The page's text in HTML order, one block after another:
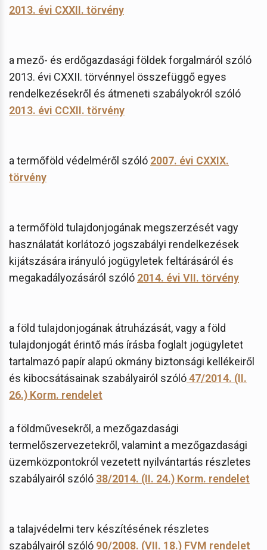
2013. évi CXXII. törvény
a mező- és erdőgazdasági földek forgalmáról szóló
2013. évi CXXII. törvénnyel összefüggő egyes
rendelkezésekről és átmeneti szabályokról szóló
2013. évi CCXII. törvény
a termőföld védelméről szóló 2007. évi CXXIX.
törvény
a termőföld tulajdonjogának megszerzését vagy
használatát korlátozó jogszabályi rendelkezések
kijátszására irányuló jogügyletek feltárásáról és
megakadályozásáról szóló 2014. évi VII. törvény
a föld tulajdonjogának átruházását, vagy a föld
tulajdonjogát érintő más írásba foglalt jogügyletet
tartalmazó papír alapú okmány biztonsági kellékeiről
és kibocsátásainak szabályairól szóló47/2014. (II.
26.) Korm. rendelet
a földművesekről, a mezőgazdasági
termelőszervezetekről, valamint a mezőgazdasági
üzemközpontokról vezetett nyilvántartás részletes
szabályairól szóló 38/2014. (II. 24.) Korm. rendelet
a talajvédelmi terv készítésének részletes
szabályairól szóló 90/2008. (VII. 18.) FVM rendelet